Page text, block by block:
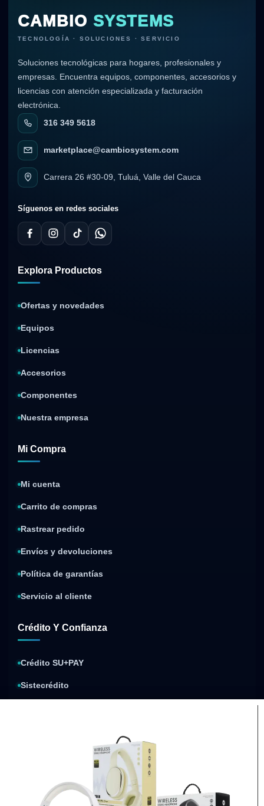
CAMBIO SYSTEMS
TECNOLOGÍA · SOLUCIONES · SERVICIO
Soluciones tecnológicas para hogares, profesionales y
empresas. Encuentra equipos, componentes, accesorios y
licencias con atención especializada y facturación
electrónica.
316 349 5618
marketplace@cambiosystem.com
Carrera 26 #30-09, Tuluá, Valle del Cauca
Síguenos en redes sociales
Explora Productos
Ofertas y novedades
Equipos
Licencias
Accesorios
Componentes
Nuestra empresa
Mi Compra
Mi cuenta
Carrito de compras
Rastrear pedido
Envíos y devoluciones
Política de garantías
Servicio al cliente
Crédito Y Confianza
Crédito SU+PAY
Sistecrédito
Condiciones de envíos
Condiciones de garantía